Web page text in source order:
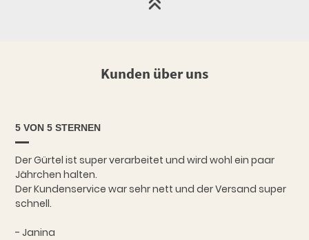
Kunden über uns
5 VON 5 STERNEN
Der Gürtel ist super verarbeitet und wird wohl ein paar
Jährchen halten.
Der Kundenservice war sehr nett und der Versand super
schnell.
- Janina